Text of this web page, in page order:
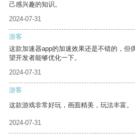
己感兴趣的知识。
2024-07-31
游客
这款加速器app的加速效果还是不错的，但
望开发者能够优化一下。
2024-07-31
游客
这款游戏非常好玩，画面精美，玩法丰富。
2024-07-31